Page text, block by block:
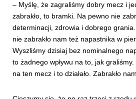
– Myślę, że zagraliśmy dobry mecz i
zabrakło, to bramki. Na pewno nie
determinacji, zdrowia i dobrego
nie zabrakło nam też napastnika w
Wyszliśmy dzisiaj bez nominalnego
to żadnego wpływu na to, jak
na ten mecz i to działało. Zabrakło